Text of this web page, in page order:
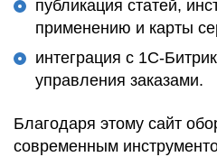
публикация статей,
применению и карты
интеграция с 1С-
управления заказами.
Благодаря этому сайт
современным